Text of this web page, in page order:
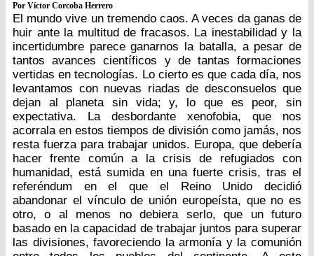
Por Víctor Corcoba Herrero
El mundo vive un tremendo caos. A veces da ganas de
huir ante la multitud de fracasos. La inestabilidad y la
incertidumbre parece ganarnos la batalla, a pesar de
tantos avances científicos y de tantas formaciones
vertidas en tecnologías. Lo cierto es que cada día, nos
levantamos con nuevas riadas de desconsuelos que
dejan al planeta sin vida; y, lo que es peor, sin
expectativa. La desbordante xenofobia, que nos
acorrala en estos tiempos de división como jamás, nos
resta fuerza para trabajar unidos. Europa, que debería
hacer frente común a la crisis de refugiados con
humanidad, está sumida en una fuerte crisis, tras el
referéndum en el que el Reino Unido decidió
abandonar el vínculo de unión europeísta, que no es
otro, o al menos no debiera serlo, que un futuro
basado en la capacidad de trabajar juntos para superar
las divisiones, favoreciendo la armonía y la comunión